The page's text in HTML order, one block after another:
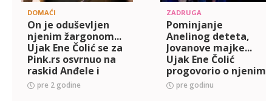
DOMAĆI
On je oduševljen
njenim žargonom...
Ujak Ene Čolić se za
Pink.rs osvrnuo na
raskid Anđele i
Gastoza, pa
progovorio o
pre 2 godine
ZADRUGA
Pominjanje
Anelinog deteta,
Jovanove majke...
Ujak Ene Čolić
progovorio o njenim
žestokim sukobima
i brutalnoj vređalici,
pre godinu